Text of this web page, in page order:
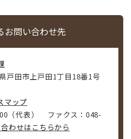
お問い合わせ先
戸田市上戸田1丁目18番1号
マップ
（代表）
ファクス：048-
わせはこちらから